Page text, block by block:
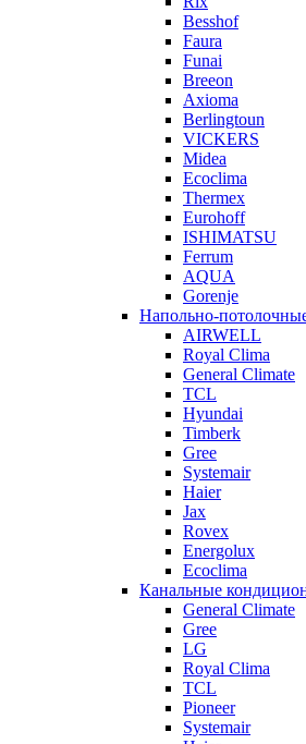
Besshof
Faura
Funai
Breeon
Axioma
Berlingtoun
VICKERS
Midea
Ecoclima
Thermex
Eurohoff
ISHIMATSU
Ferrum
AQUA
Gorenje
Напольно-
AIRWELL
Royal Clima
General Climate
TCL
Hyundai
Timberk
Gree
Systemair
Haier
Jax
Rovex
Energolux
Ecoclima
Канальные
General Climate
Gree
LG
Royal Clima
TCL
Pioneer
Systemair